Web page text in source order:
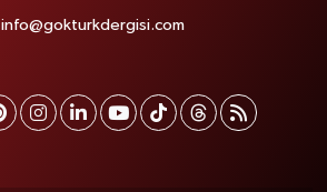
info@gokturkdergisi.com